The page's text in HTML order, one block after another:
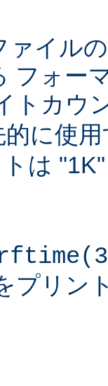
ァイル
フォー
トカウ
的に使
は
プリン